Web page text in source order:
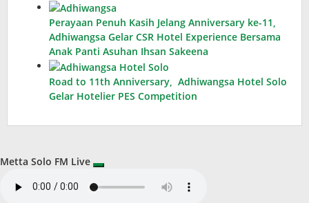
Perayaan Penuh Kasih Jelang Anniversary ke-11,
Adhiwangsa Gelar CSR Hotel Experience Bersama
Anak Panti Asuhan Ihsan Sakeena
Road to 11th Anniversary, Adhiwangsa Hotel Solo
Gelar Hotelier PES Competition
Metta Solo FM Live